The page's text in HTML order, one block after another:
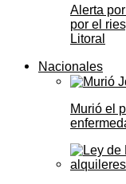
Alerta
por el
Litoral
Nacionales
Murió el